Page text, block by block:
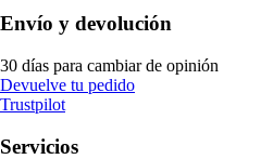
Envío y devolución
30 días para cambiar de opinión
Devuelve tu pedido
Trustpilot
Servicios